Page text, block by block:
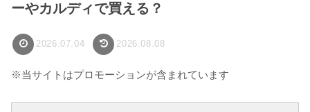
ーやカルディで買える？
2026.07.04 2026.08.08
※当サイトはプロモーションが含まれています